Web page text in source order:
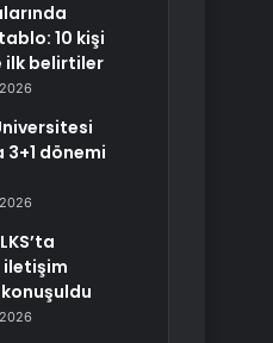
10 kişi
ilk belirtiler
3+1 dönemi
iletişim